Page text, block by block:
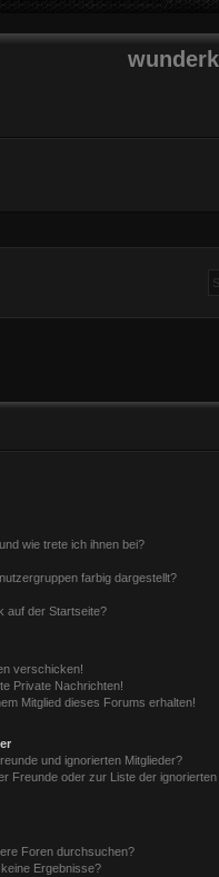
wie trete ich ihnen bei?
farbig dargestellt?
auf der Startseite?
verschicken!
Private Nachrichten!
Mitglied dieses Forums erhalten!
und ignorierten Mitglieder?
Freunde oder zur Liste der
Foren durchsuchen?
Ergebnisse?